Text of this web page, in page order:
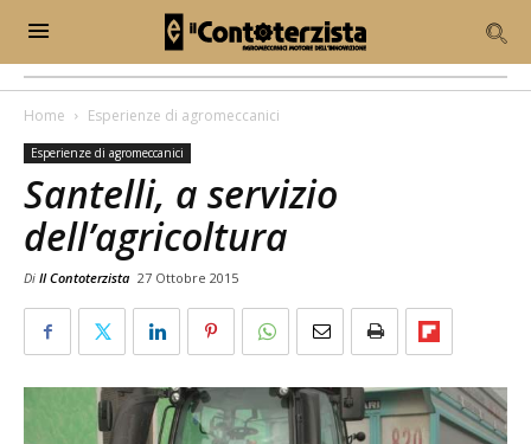
Home Esperienze di agromeccanici
Esperienze di agromeccanici
Santelli, a servizio
dell’agricoltura
Di Il Contoterzista 27 Ottobre 2015